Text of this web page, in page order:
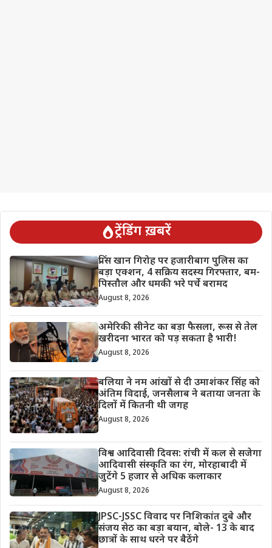
ट्रेंडिंग ख़बरें
प्रिंस खान गिरोह पर हजारीबाग पुलिस का
बड़ा एक्शन, 4 सक्रिय सदस्य गिरफ्तार, बम-
पिस्तौल और धमकी भरे पर्चे बरामद
August 8, 2026
अमेरिकी सीनेट का बड़ा फैसला, रूस से तेल
खरीदना भारत को पड़ सकता है भारी!
August 8, 2026
बलिया ने नम आंखों से दी उमाशंकर सिंह को
अंतिम विदाई, जनसैलाब ने बताया जनता के
दिलों में कितनी थी जगह
August 8, 2026
विश्व आदिवासी दिवस: रांची में कल से सजेगा
आदिवासी संस्कृति का रंग, मोरहाबादी में
जुटेंगे 5 हजार से अधिक कलाकार
August 8, 2026
JPSC-JSSC विवाद पर निशिकांत दुबे और
संजय सेठ का बड़ा बयान, बोले- 13 के बाद
छात्रों के साथ धरने पर बैठेंगे